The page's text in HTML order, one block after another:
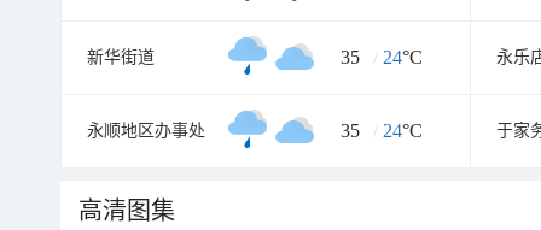
新华街道 35 / 24°C 永乐
永顺地区办事处 35 / 24°C 于家
高清图集